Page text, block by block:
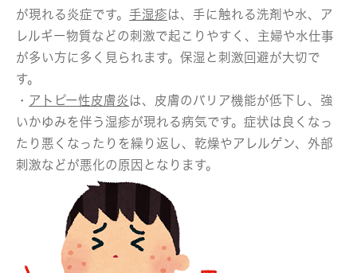
が現れる炎症です。 手湿疹は、手に触れる洗剤や水、ア
レルギー物質などの刺激で起こりやすく、主婦や水仕事
が多い方に多く見られます。保湿と刺激回避が大切で
す。
・ アトピー性皮膚炎 は、皮膚のバリア機能が低下し、強
いかゆみを伴う湿疹が現れる病気です。症状は良くなっ
たり悪くなったりを繰り返し、乾燥やアレルゲン、外部
刺激などが悪化の原因となります。